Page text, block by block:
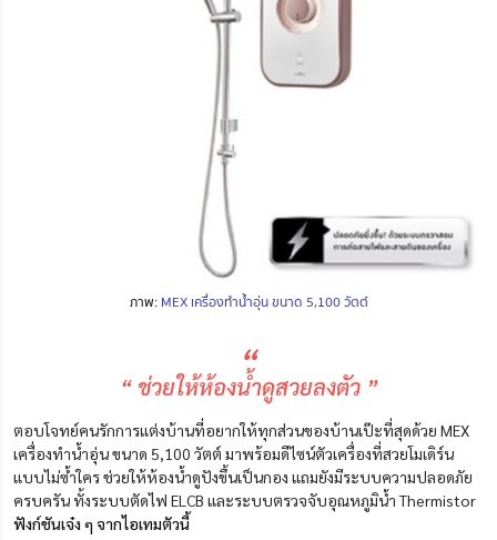
ภาพ: MEX เครื่องทำน้ำอุ่น ขนาด 5,100 วัตต์
“
“ ช่วยให้ห้องน้ำดูสวยลงตัว ”
ตอบโจทย์คนรักการแต่งบ้านที่อยากให้ทุกส่วนของบ้านเป๊ะที่สุดด้วย MEX
เครื่องทำน้ำอุ่น ขนาด 5,100 วัตต์ มาพร้อมดีไซน์ตัวเครื่องที่สวยโมเดิร์น
แบบไม่ซ้ำใคร ช่วยให้ห้องน้ำดูปังขึ้นเป็นกอง แถมยังมีระบบความปลอดภัย
ครบครัน ทั้งระบบตัดไฟ ELCB และระบบตรวจจับอุณหภูมิน้ำ Thermistor
ฟังก์ชันเจ๋ง ๆ จากไอเทมตัวนี้